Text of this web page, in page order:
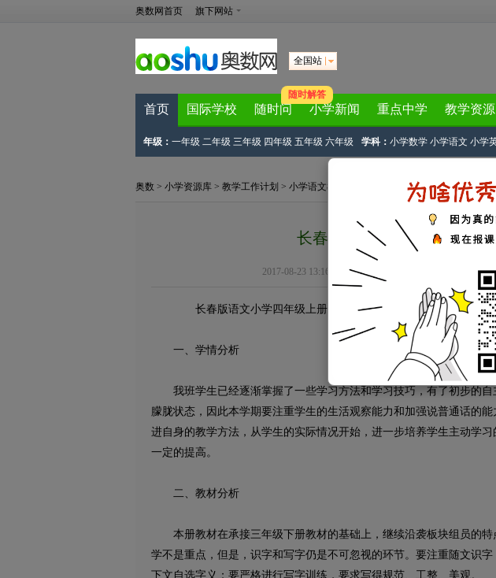
奥数网首页 旗下网站
全国站
首页 国际学校 随时问
随时解答
小学新闻 重点中学 教学资源
年级： 一年级 二年级 三年级 四年级 五年级 六年级 学科： 小学数学 小学语文 小学
奥数 > 小学资源库 > 教学工作计划 > 小学语文教学计划 四年级上册语文教学计划>
长春版语文小学四年级上册
2017-08-23 13:16:58 长春版语文
长春版语文小学四年级上册教学计划
一、学情分析
我班学生已经逐渐掌握了一些学习方法和学习技巧，有了初步的自
朦胧状态，因此本学期要注重学生的生活观察能力和加强说普通话的
进自身的教学方法，从学生的实际情况开始，进一步培养学生主动学
一定的提高。
二、教材分析
本册教材在承接三年级下册教材的基础上，继续沿袭板块组员的特
学不是重点，但是，识字和写字仍是不可忽视的环节。要注重随文识
下文自选字义；要严格进行写字训练，要求写得规范、工整、美观。